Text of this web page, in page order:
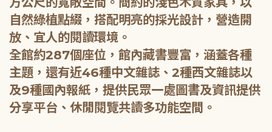
自然綠植點綴，搭配明亮的採光設計，營造開
放、宜人的閱讀環境。
全館約287個座位，館內藏書豐富，涵蓋各種
主題，還有近46種中文雜誌、2種西文雜誌以
及9種國內報紙，提供民眾一處圖書及資訊提供